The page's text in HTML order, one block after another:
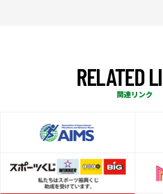
RELATEDLI
関連リンク